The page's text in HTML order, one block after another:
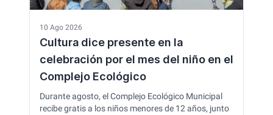
10 Ago 2026
Cultura dice presente en la
celebración por el mes del niño en el
Complejo Ecológico
Durante agosto, el Complejo Ecológico Municipal
recibe gratis a los niños menores de 12 años, junto